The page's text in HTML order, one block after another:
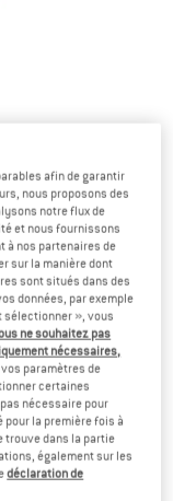
sur les frais de
dans une boîte
afin de garantir
nous proposons des
notre flux de
et nous fournissons
à nos partenaires de
sur la manière dont
sont situés dans des
données, par exemple
sélectionner », vous
ne souhaitez pas
nécessaires,
paramètres de
certaines
nécessaire pour
pour la première fois à
trouve dans la partie
également sur les
déclaration de